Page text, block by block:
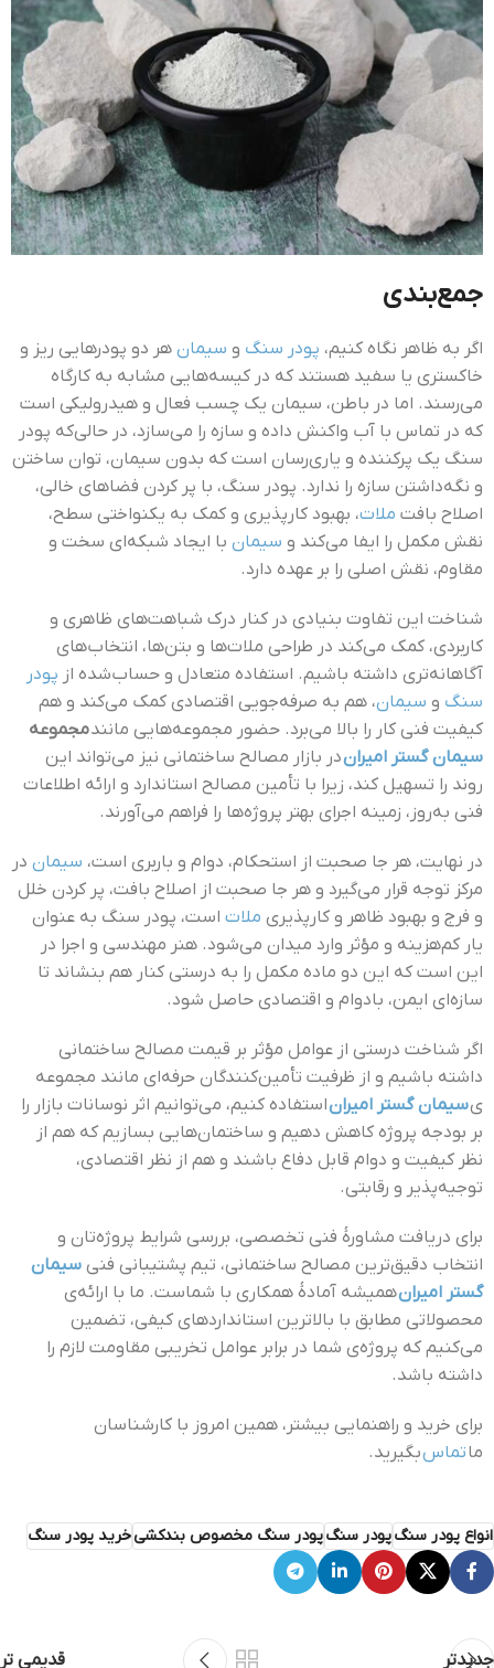
جمع‌بندی
اگر به ظاهر نگاه کنیم، پودر سنگ و سیمان هر دو پودرهایی ریز و
خاکستری یا سفید هستند که در کیسه‌هایی مشابه به کارگاه
می‌رسند. اما در باطن، سیمان یک چسب فعال و هیدرولیکی است
که در تماس با آب واکنش داده و سازه را می‌سازد، در حالی‌که پودر
سنگ یک پرکننده و یاری‌رسان است که بدون سیمان، توان ساختن
و نگه‌داشتن سازه را ندارد. پودر سنگ، با پر کردن فضاهای خالی،
اصلاح بافت ملات، بهبود کارپذیری و کمک به یکنواختی سطح،
نقش مکمل را ایفا می‌کند و سیمان با ایجاد شبکه‌ای سخت و
مقاوم، نقش اصلی را بر عهده دارد.
شناخت این تفاوت بنیادی در کنار درک شباهت‌های ظاهری و
کاربردی، کمک می‌کند در طراحی ملات‌ها و بتن‌ها، انتخاب‌های
آگاهانه‌تری داشته باشیم. استفاده متعادل و حساب‌شده از پودر
سنگ و سیمان، هم به صرفه‌جویی اقتصادی کمک می‌کند و هم
کیفیت فنی کار را بالا می‌برد. حضور مجموعه‌هایی مانندمجموعه
سیمان گستر امیراندر بازار مصالح ساختمانی نیز می‌تواند این
روند را تسهیل کند، زیرا با تأمین مصالح استاندارد و ارائه اطلاعات
فنی به‌روز، زمینه اجرای بهتر پروژه‌ها را فراهم می‌آورند.
در نهایت، هر جا صحبت از استحکام، دوام و باربری است، سیمان در
مرکز توجه قرار می‌گیرد و هر جا صحبت از اصلاح بافت، پر کردن خلل
و فرج و بهبود ظاهر و کارپذیری ملات است، پودر سنگ به عنوان
یار کم‌هزینه و مؤثر وارد میدان می‌شود. هنر مهندسی و اجرا در
این است که این دو ماده مکمل را به درستی کنار هم بنشاند تا
سازه‌ای ایمن، بادوام و اقتصادی حاصل شود.
اگر شناخت درستی از عوامل مؤثر بر قیمت مصالح ساختمانی
داشته باشیم و از ظرفیت تأمین‌کنندگان حرفه‌ای مانند مجموعه
یسیمان گستر امیراناستفاده کنیم، می‌توانیم اثر نوسانات بازار را
بر بودجه پروژه کاهش دهیم و ساختمان‌هایی بسازیم که هم از
نظر کیفیت و دوام قابل دفاع باشند و هم از نظر اقتصادی،
توجیه‌پذیر و رقابتی.
برای دریافت مشاورهٔ فنی تخصصی، بررسی شرایط پروژه‌تان و
انتخاب دقیق‌ترین مصالح ساختمانی، تیم پشتیبانی فنی سیمان
گستر امیرانهمیشه آمادهٔ همکاری با شماست. ما با ارائه‌ی
محصولاتی مطابق با بالاترین استانداردهای کیفی، تضمین
می‌کنیم که پروژه‌ی شما در برابر عوامل تخریبی مقاومت لازم را
داشته باشد.
برای خرید و راهنمایی بیشتر، همین امروز با کارشناسان
ماتماسبگیرید.
انواع پودر سنگپودر سنگپودر سنگ مخصوص بندکشیخرید پودر سنگ
جدیدتر قدیمی تر